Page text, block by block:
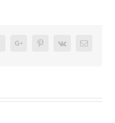
TumblrGoogleplusPinterest
Vk Email